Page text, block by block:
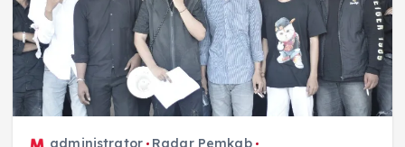
administrator
Radar Pemkab